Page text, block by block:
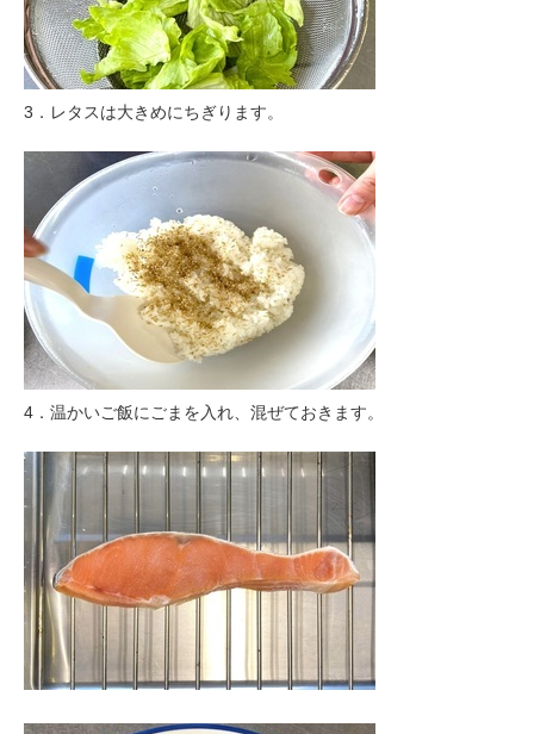
3．レタスは大きめにちぎります。
4．温かいご飯にごまを入れ、混ぜておきます。